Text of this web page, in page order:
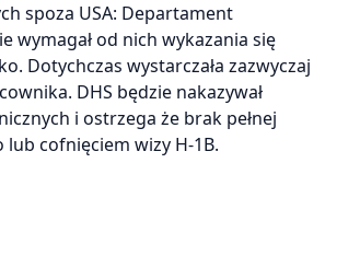
spoza USA: Departament
wymagał od nich wykazania się
Dotychczas wystarczała zazwyczaj
DHS będzie nakazywał
i ostrzega że brak pełnej
cofnięciem wizy H-1B.